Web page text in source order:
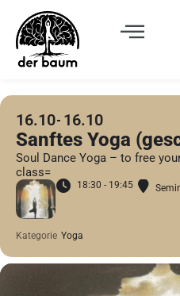
16.10 16.10
Sanftes Yoga
Soul Dance Yoga – to free
class=
18:30 - 19:45
Kategorie Yoga